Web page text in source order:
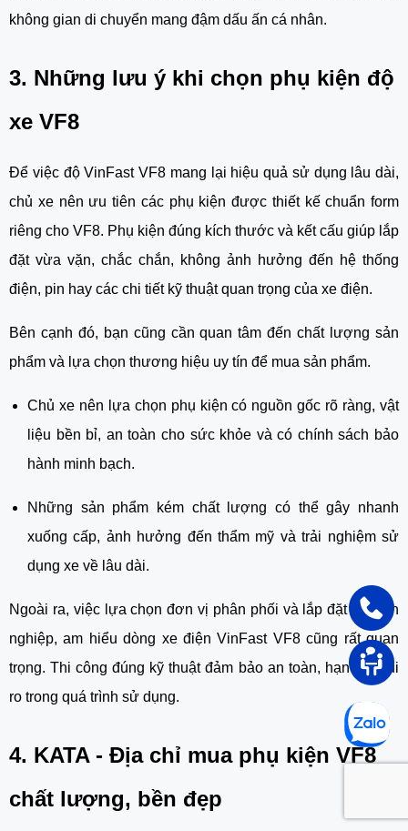
không gian di chuyển mang đậm dấu ấn cá nhân.
3. Những lưu ý khi chọn phụ kiện độ
xe VF8
Để việc độ VinFast VF8 mang lại hiệu quả sử dụng lâu dài,
chủ xe nên ưu tiên các phụ kiện được thiết kế chuẩn form
riêng cho VF8. Phụ kiện đúng kích thước và kết cấu giúp lắp
đặt vừa vặn, chắc chắn, không ảnh hưởng đến hệ thống
điện, pin hay các chi tiết kỹ thuật quan trọng của xe điện.
Bên cạnh đó, bạn cũng cần quan tâm đến chất lượng sản
phẩm và lựa chọn thương hiệu uy tín để mua sản phẩm.
Chủ xe nên lựa chọn phụ kiện có nguồn gốc rõ ràng, vật
liệu bền bỉ, an toàn cho sức khỏe và có chính sách bảo
hành minh bạch.
Những sản phẩm kém chất lượng có thể gây nhanh
xuống cấp, ảnh hưởng đến thẩm mỹ và trải nghiệm sử
dụng xe về lâu dài.
Ngoài ra, việc lựa chọn đơn vị phân phối và lắp đặt chuyên
nghiệp, am hiểu dòng xe điện VinFast VF8 cũng rất quan
trọng. Thi công đúng kỹ thuật đảm bảo an toàn, hạn chế rủi
ro trong quá trình sử dụng.
4. KATA - Địa chỉ mua phụ kiện VF8
chất lượng, bền đẹp